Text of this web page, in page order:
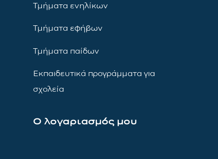
Τμήματα ενηλίκων
Τμήματα εφήβων
Τμήματα παίδων
Εκπαιδευτικά προγράμματα για
σχολεία
Ο λογαριασμός μου